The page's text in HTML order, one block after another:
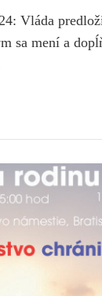
Vláda
sa mení a